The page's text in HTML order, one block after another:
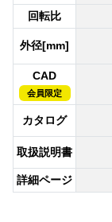
回転比
外径[mm]
CAD
会員限定
カタログ
取扱説明書
詳細ページ